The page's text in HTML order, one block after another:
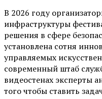
В 2026 году
инфраструктуры
решения в сфере
установлена сотня
управляемых
современный штаб
видеостенах эксперты
того чтобы ставить